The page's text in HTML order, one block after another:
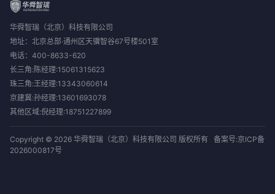
华舜智瑞（北京）科技有限公司
地址：北京总部·通州区天骥智谷67号楼501室
电话： 400-8633-620
长三角:陈经理:15061315623
珠三角:王经理:13343060614
京建冀:孙经理:13601693078
其他区域:倪经理:18751227899
Copyright © 2026 华舜智瑞（北京）科技有限公司 版权所有 备案号:京ICP备
2026000817号